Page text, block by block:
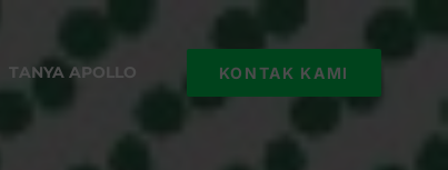
TANYA APOLLO KONTAK KAMI